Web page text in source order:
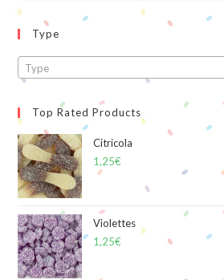
Type
Type
Top Rated Products
Citricola
1,25€
Violettes
1,25€